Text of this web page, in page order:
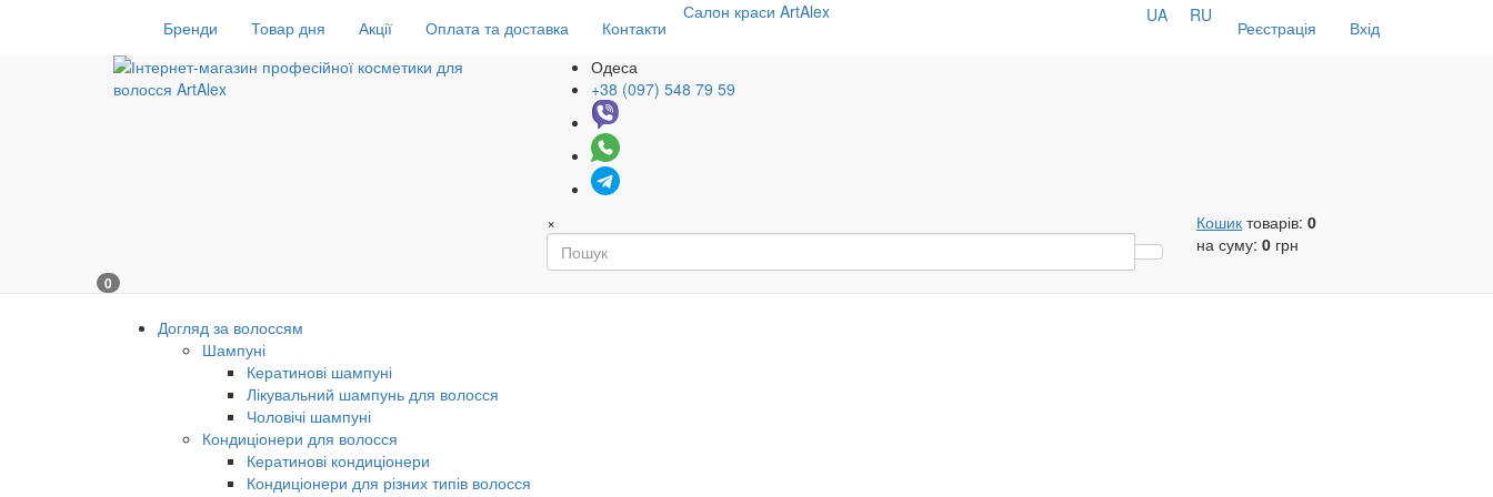
Бренди Товар дня Акції Оплата та доставка Контакти
Салон краси ArtAlex
Реєстрація Вхід
UA RU
Одеса
+38 (097) 548 79 59
× Кошик товарів: 0
на суму: 0 грн
0
Догляд за волоссям
Шампуні
Кератинові шампуні
Лікувальний шампунь для волосся
Чоловічі шампуні
Кондиціонери для волосся
Кератинові кондиціонери
Кондиціонери для різних типів волосся